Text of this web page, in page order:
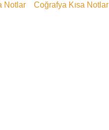
Notlar Coğrafya Kısa Notlar